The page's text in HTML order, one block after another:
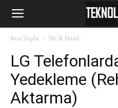
www.Teknoloji6.com
Ana Sayfa Ne & Nasıl
LG
Yedekleme
Aktarma)